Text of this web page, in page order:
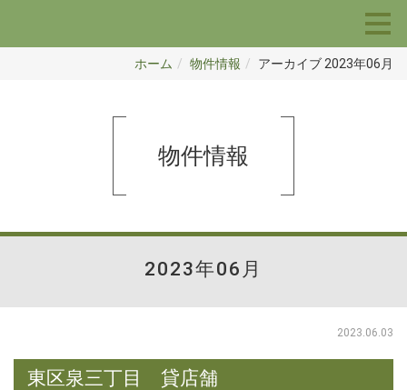
ホーム 物件情報 アーカイブ 2023年06月
物件情報
2023年06月
2023.06.03
東区泉三丁目 貸店舗